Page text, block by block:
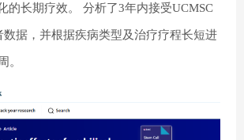
的长期疗效。 分析了3年内接受UCMSC
数据，并根据疾病类型及治疗疗程长短进
。